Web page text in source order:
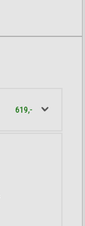
619,-